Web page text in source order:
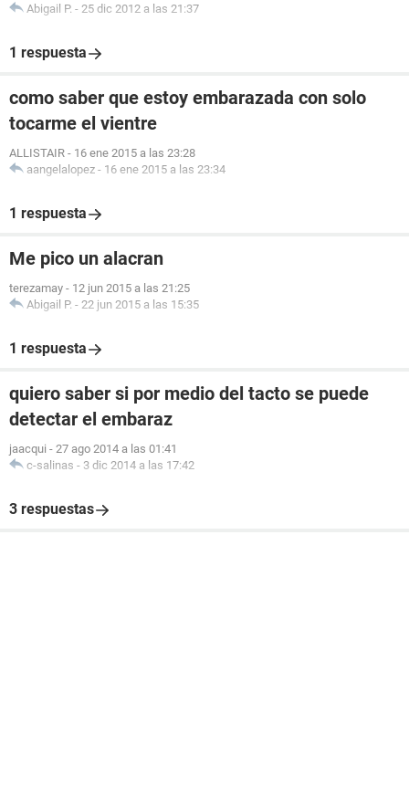
Abigail P. - 25 dic 2012 a las 21:37
1 respuesta
como saber que estoy embarazada con solo
tocarme el vientre
ALLISTAIR - 16 ene 2015 a las 23:28
aangelalopez - 16 ene 2015 a las 23:34
1 respuesta
Me pico un alacran
terezamay - 12 jun 2015 a las 21:25
Abigail P. - 22 jun 2015 a las 15:35
1 respuesta
quiero saber si por medio del tacto se puede
detectar el embaraz
jaacqui - 27 ago 2014 a las 01:41
c-salinas - 3 dic 2014 a las 17:42
3 respuestas